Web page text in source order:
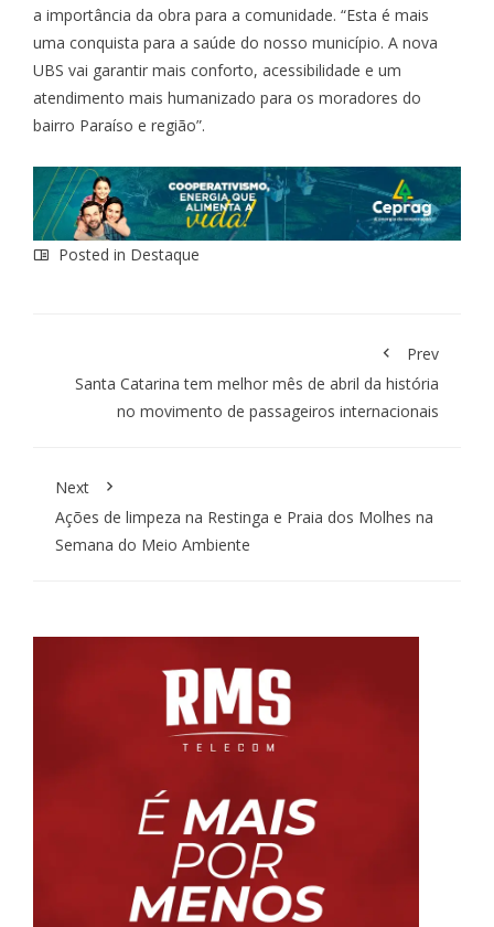
a importância da obra para a comunidade. “Esta é mais
uma conquista para a saúde do nosso município. A nova
UBS vai garantir mais conforto, acessibilidade e um
atendimento mais humanizado para os moradores do
bairro Paraíso e região”.
Posted in Destaque
Prev
Santa Catarina tem melhor mês de abril da história
no movimento de passageiros internacionais
Next
Ações de limpeza na Restinga e Praia dos Molhes na
Semana do Meio Ambiente